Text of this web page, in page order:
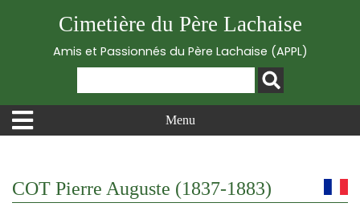
Cimetière du Père Lachaise
Amis et Passionnés du Père Lachaise (APPL)
Menu
COT Pierre Auguste (1837-1883)